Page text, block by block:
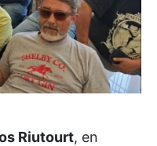
Riutourt, en